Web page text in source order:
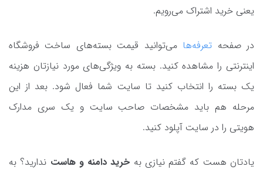
یعنی خرید اشتراک می‌رویم.
در صفحه تعرفه‌ها می‌توانید قیمت بسته‌های ساخت فروشگاه
اینترنتی را مشاهده کنید. بسته به ویژگی‌های مورد نیازتان هزینه
یک بسته را انتخاب کنید تا سایت شما فعال شود. بعد از این
مرحله هم باید مشخصات صاحب سایت و یک سری مدارک
هویتی را در سایت آپلود کنید.
یادتان هست که گفتم نیازی به خرید دامنه و هاست ندارید؟ به